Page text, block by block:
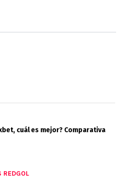
cuál es mejor? Comparativa
REDGOL